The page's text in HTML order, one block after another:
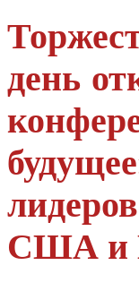
день
США и